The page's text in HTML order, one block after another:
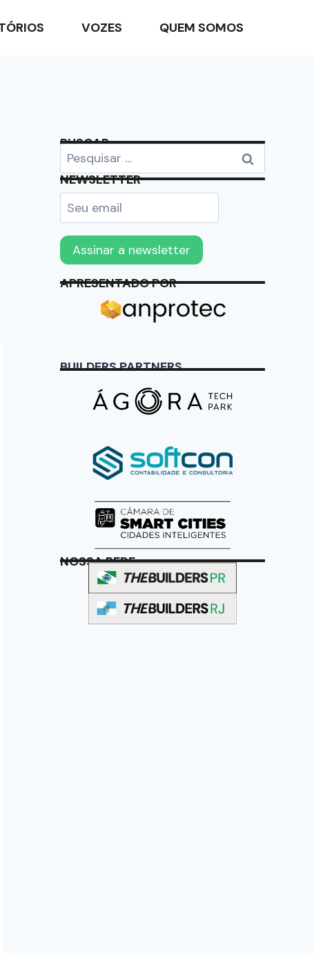
VOZES QUEM SOMOS
BUSCAR
NEWSLETTER
APRESENTADO POR
BUILDERS PARTNERS
NOSSA REDE